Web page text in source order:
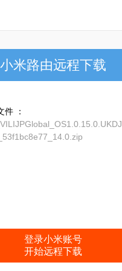
小米路由远程下载
件 ：
登录小米账号
开始远程下载